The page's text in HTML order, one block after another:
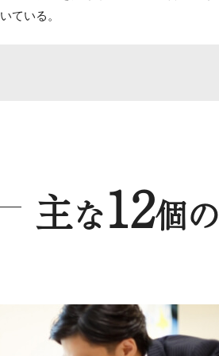
いている。
主な12個の